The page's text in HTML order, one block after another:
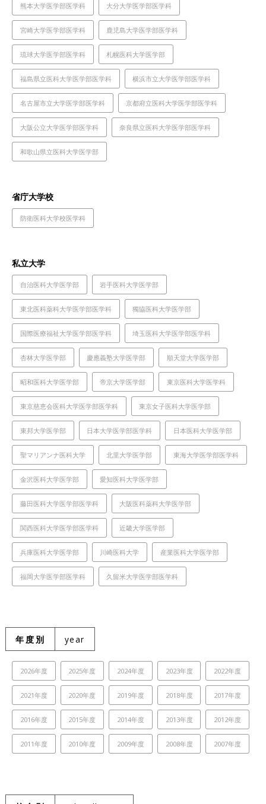
熊本大学医学部医学科 大分大学医学部医学科
宮崎大学医学部医学科 鹿児島大学医学部医学科
琉球大学医学部医学科 札幌医科大学医学部
福島県立医科大学医学部医学科 横浜市立大学医学部医学科
名古屋市立大学医学部医学科 京都府立医科大学医学部医学科
大阪公立大学医学部医学科 奈良県立医科大学医学部医学科
和歌山県立医科大学医学部
省庁大学校
防衛医科大学校医学科
私立大学
自治医科大学医学部 岩手医科大学医学部
東北医科薬科大学医学部医学科 獨協医科大学医学部
国際医療福祉大学医学部医学科 埼玉医科大学医学部医学科
杏林大学医学部 慶應義塾大学医学部 順天堂大学医学部
昭和医科大学医学部 帝京大学医学部 東京医科大学医学科
東京慈恵会医科大学医学部医学科 東京女子医科大学医学部
東邦大学医学部 日本大学医学部医学科 日本医科大学医学部
聖マリアンナ医科大学 北里大学医学部 東海大学医学部医学科
金沢医科大学医学部 愛知医科大学医学部
藤田医科大学医学部医学科 大阪医科薬科大学医学部
関西医科大学医学部医学科 近畿大学医学部
兵庫医科大学医学部 川崎医科大学 産業医科大学医学部
福岡大学医学部医学科 久留米大学医学部医学科
年度別 year
2026年度 2025年度 2024年度 2023年度 2022年度
2021年度 2020年度 2019年度 2018年度 2017年度
2016年度 2015年度 2014年度 2013年度 2012年度
2011年度 2010年度 2009年度 2008年度 2007年度